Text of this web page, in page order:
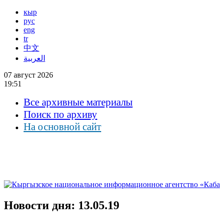
кыр
рус
eng
tr
中文
العربية
07 август 2026
19:51
Все архивные материалы
Поиск по архиву
На основной сайт
Новости дня: 13.05.19